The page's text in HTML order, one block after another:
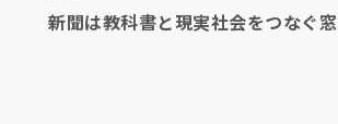
新聞は教科書と現実社会をつなぐ窓